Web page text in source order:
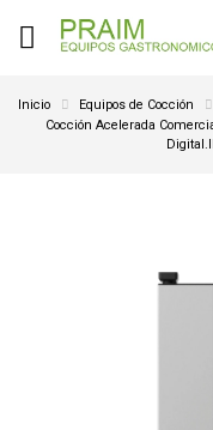
Inicio Equipos de Cocción
Cocción Acelerada